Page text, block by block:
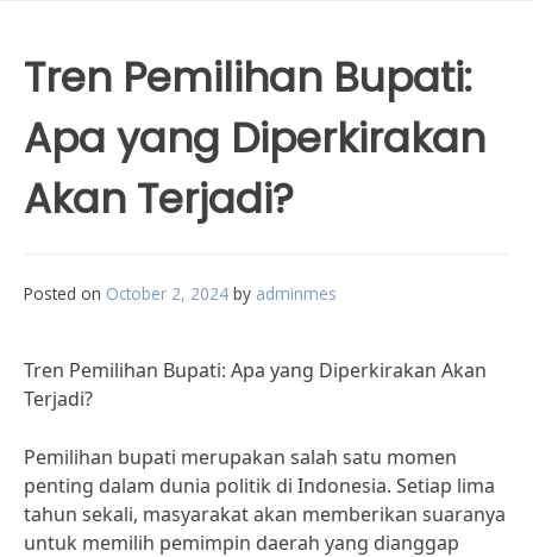
Tren Pemilihan Bupati:
Apa yang Diperkirakan
Akan Terjadi?
Posted on October 2, 2024 by adminmes
Tren Pemilihan Bupati: Apa yang Diperkirakan Akan
Terjadi?
Pemilihan bupati merupakan salah satu momen
penting dalam dunia politik di Indonesia. Setiap lima
tahun sekali, masyarakat akan memberikan suaranya
untuk memilih pemimpin daerah yang dianggap